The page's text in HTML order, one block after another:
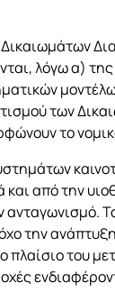
λόγω α)
των
το
από την
την
πλαίσιο του